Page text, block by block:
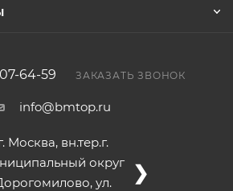
64-59 ЗАКАЗАТЬ ЗВОНОК
info@bmtop.ru
Москва, вн.тер.г.
округ
ул.
❯